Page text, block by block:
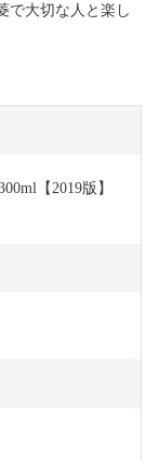
で大切な人と楽し
【2019版】